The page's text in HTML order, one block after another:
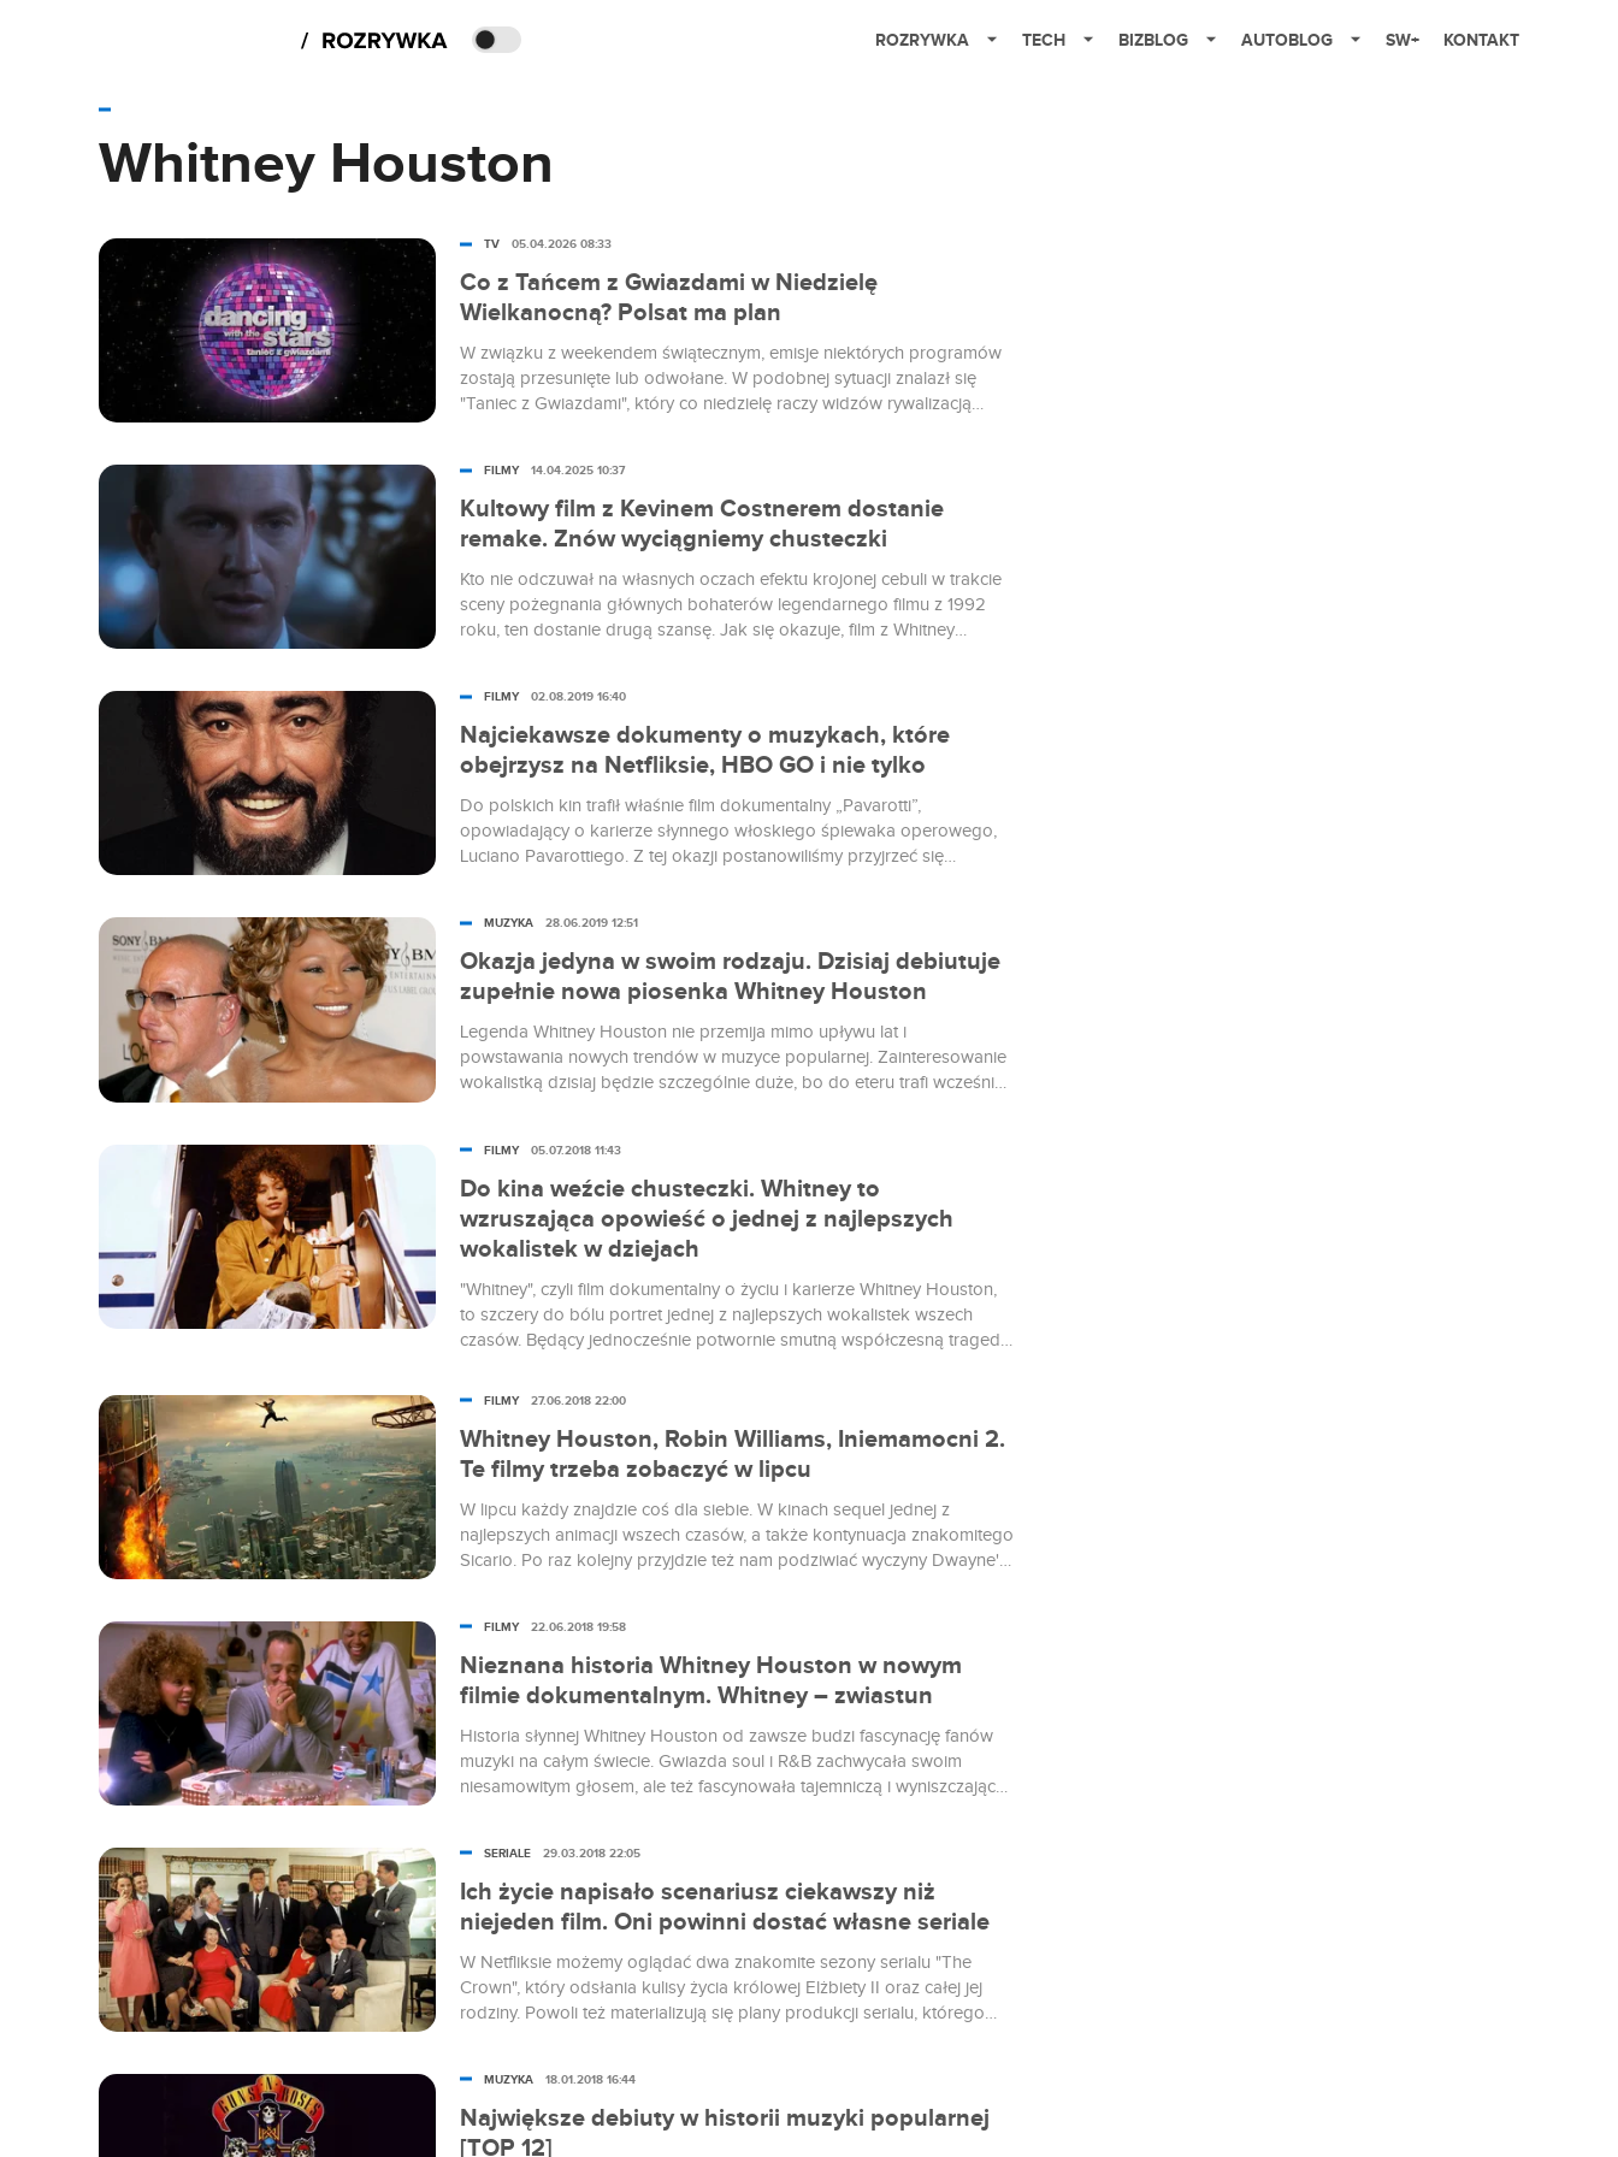
ROZRYWKA TECH BIZBLOG AUTOBLOG SW+ KONTAKT
Whitney Houston
Co z Tańcem z Gwiazdami w Niedzielę
Wielkanocną? Polsat ma plan
W związku z weekendem świątecznym, emisje niektórych programów
zostają przesunięte lub odwołane. W podobnej sytuacji znalazł się
"Taniec z Gwiazdami", który co niedzielę raczy widzów rywalizacją
pozostaje jednym z najchętniej oglądanych, spośród ofert
prezentowanych...
TV 05.04.2026 08:33
Kultowy film z Kevinem Costnerem dostanie
remake. Znów wyciągniemy chusteczki
Kto nie odczuwał na własnych oczach efektu krojonej cebuli w trakcie
sceny pożegnania głównych bohaterów legendarnego filmu z 1992
roku, ten dostanie drugą szansę. Jak się okazuje, film z Whitney
FILMY 14.04.2025 10:37
Najciekawsze dokumenty o muzykach, które
obejrzysz na Netfliksie, HBO GO i nie tylko
Do polskich kin trafił właśnie film dokumentalny „Pavarotti”,
opowiadający o karierze słynnego włoskiego śpiewaka operowego,
Luciano Pavarottiego. Z tej okazji postanowiliśmy przyjrzeć się
FILMY 02.08.2019 16:40
Okazja jedyna w swoim rodzaju. Dzisiaj debiutuje
zupełnie nowa piosenka Whitney Houston
Legenda Whitney Houston nie przemija mimo upływu lat i
powstawania nowych trendów w muzyce popularnej. Zainteresowanie
wokalistką dzisiaj będzie szczególnie duże, bo do eteru trafi wcześniej
MUZYKA 28.06.2019 12:51
Do kina weźcie chusteczki. Whitney to
wzruszająca opowieść o jednej z najlepszych
wokalistek w dziejach
"Whitney", czyli film dokumentalny o życiu i karierze Whitney Houston,
to szczery do bólu portret jednej z najlepszych wokalistek wszech
czasów. Będący jednocześnie potwornie smutną współczesną tragedią
FILMY 05.07.2018 11:43
Whitney Houston, Robin Williams, Iniemamocni 2.
Te filmy trzeba zobaczyć w lipcu
W lipcu każdy znajdzie coś dla siebie. W kinach sequel jednej z
najlepszych animacji wszech czasów, a także kontynuacja znakomitego
Sicario. Po raz kolejny przyjdzie też nam podziwiać wyczyny Dwayne'a
nie ma już z nami. W kinach obejrzymy dokument o życiu Whitney
Houston, a w HBO produkcję o Robinie Williamsie.
FILMY 27.06.2018 22:00
Nieznana historia Whitney Houston w nowym
filmie dokumentalnym. Whitney – zwiastun
Historia słynnej Whitney Houston od zawsze budzi fascynację fanów
muzyki na całym świecie. Gwiazda soul i R&B zachwycała swoim
niesamowitym głosem, ale też fascynowała tajemniczą i wyniszczającą
demo doczekał się właśnie polskiego zwiastuna.
FILMY 22.06.2018 19:58
Ich życie napisało scenariusz ciekawszy niż
niejeden film. Oni powinni dostać własne seriale
W Netfliksie możemy oglądać dwa znakomite sezony serialu "The
Crown", który odsłania kulisy życia królowej Elżbiety II oraz całej jej
rodziny. Powoli też materializują się plany produkcji serialu, którego
postaciach, które z miłą chęcią śledziłbym podczas binge-maratonów.
SERIALE 29.03.2018 22:05
Największe debiuty w historii muzyki popularnej
[TOP 12]
MUZYKA 18.01.2018 16:44